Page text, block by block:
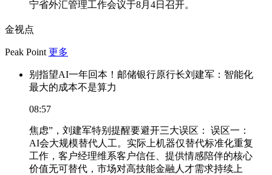
宁省外汇管理工作会议于8月4日召开。
金视点
Peak Point 更多
别指望AI一年回本！邮储银行原行长刘建军：智能化
最大的成本不是算力
08:57
焦虑”，刘建军特别提醒要避开三大误区： 误区一：
AI会大规模替代人工。实际上机器仅替代标准化重复
工作，客户经理维系客户信任、提供情感陪伴的核心
价值无可替代，市场对高技能金融人才需求持续上